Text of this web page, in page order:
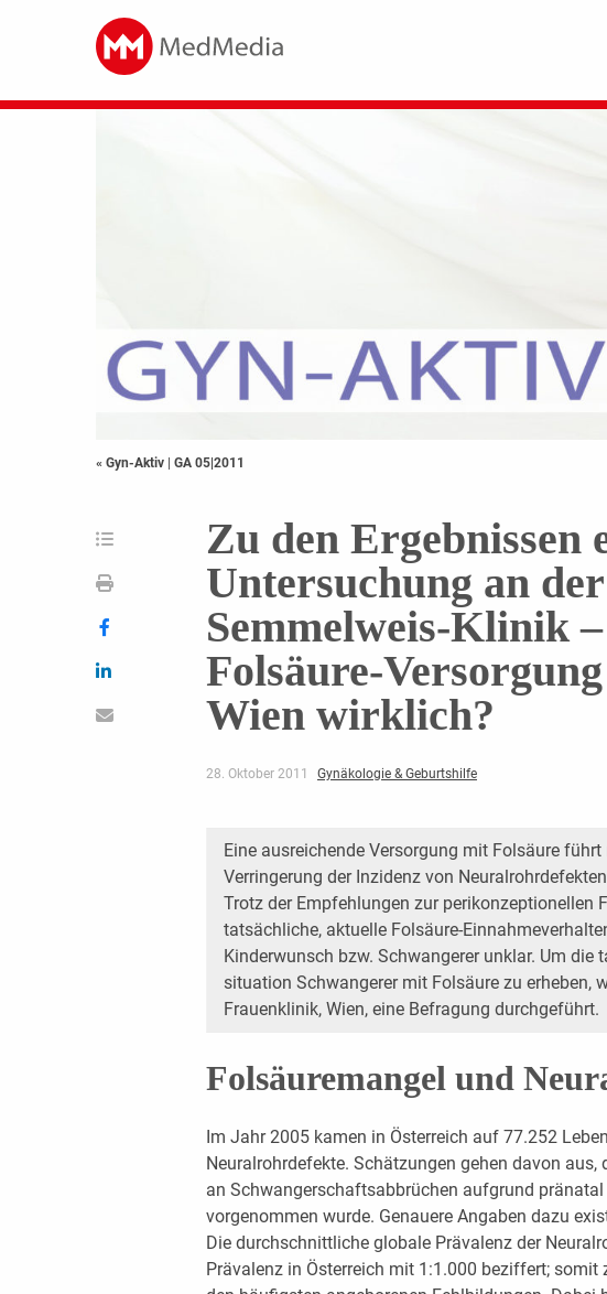
« Gyn-Aktiv | GA 05|2011
Zu den Ergebnissen
Untersuchung an
Semmelweis-Klinik
Folsäure-
Wien wirklich?
28. Oktober 2011 Gynäkologie & Geburtshilfe
Eine ausreichende Versorgung mit Folsäure
Verringerung der Inzidenz von
Trotz der Empfehlungen zur perikonzeptionellen
tatsächliche, aktuelle Folsäure-
Kinderwunsch bzw. Schwangerer unklar. Um die
situation Schwangerer mit Folsäure zu erheben,
Frauenklinik, Wien, eine Befragung durchgeführt.
Folsäuremangel und
Im Jahr 2005 kamen in Österreich auf 77.252
Neuralrohrdefekte. Schätzungen gehen davon aus,
an Schwangerschaftsabbrüchen aufgrund pränatal
vorgenommen wurde. Genauere Angaben dazu
Die durchschnittliche globale Prävalenz der
Prävalenz in Österreich mit 1:1.000 beziffert; somit